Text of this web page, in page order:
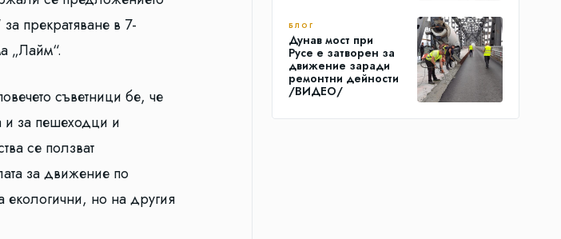
прекратяване в 7-
„Лайм“.
съветници бе, че
и за пешеходци и
се ползват
за движение по
екологични, но на другия
БЛОГ
Дунав мост при
Русе е затворен за
движение заради
ремонтни дейности
/ВИДЕО/